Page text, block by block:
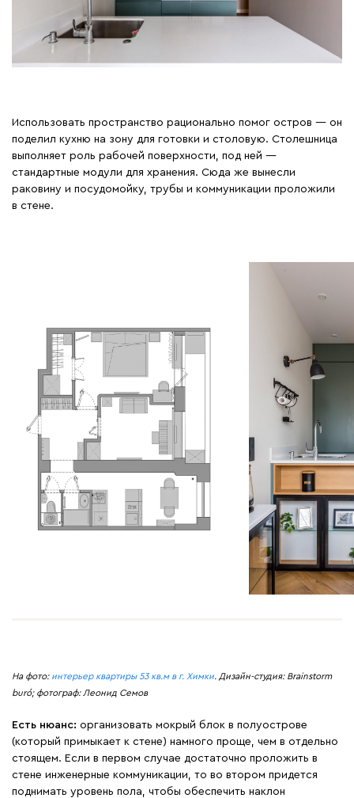
Использовать пространство рационально помог остров — он
поделил кухню на зону для готовки и столовую. Столешница
выполняет роль рабочей поверхности, под ней —
стандартные модули для хранения. Сюда же вынесли
раковину и посудомойку, трубы и коммуникации проложили
в стене.
На фото: интерьер квартиры 53 кв.м в г. Химки. Дизайн-студия: Brainstorm
buró; фотограф: Леонид Семов
Есть нюанс: организовать мокрый блок в полуострове
(который примыкает к стене) намного проще, чем в отдельно
стоящем. Если в первом случае достаточно проложить в
стене инженерные коммуникации, то во втором придется
поднимать уровень пола, чтобы обеспечить наклон